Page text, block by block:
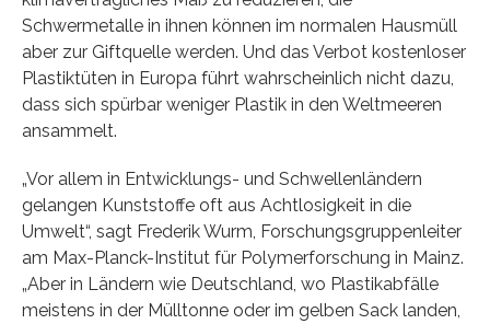
Schwermetalle in ihnen können im normalen Hausmüll
aber zur Giftquelle werden. Und das Verbot kostenloser
Plastiktüten in Europa führt wahrscheinlich nicht dazu,
dass sich spürbar weniger Plastik in den Weltmeeren
ansammelt.
„Vor allem in Entwicklungs- und Schwellenländern
gelangen Kunststoffe oft aus Achtlosigkeit in die
Umwelt“, sagt Frederik Wurm, Forschungsgruppenleiter
am Max-Planck-Institut für Polymerforschung in Mainz.
„Aber in Ländern wie Deutschland, wo Plastikabfälle
meistens in der Mülltonne oder im gelben Sack landen,